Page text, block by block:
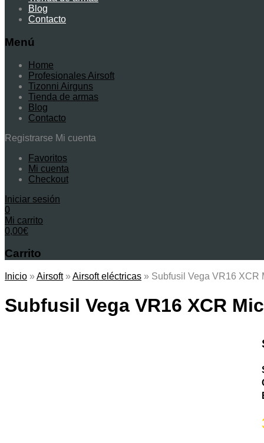
Blog
Contacto
Menú
Home
Profesionales Airsoft
Tizonni Airguns
Tienda de armas
Blog
Contacto
Registrarse Mi cuenta
Favoritos
Mi cuenta
Checkout
Iniciar sesión
0
Mi carrito
0,00€
Carrito
Inicio »Airsoft»Airsoft eléctricas » Subfusil Vega VR16 XCR
Subfusil Vega VR16 XCR